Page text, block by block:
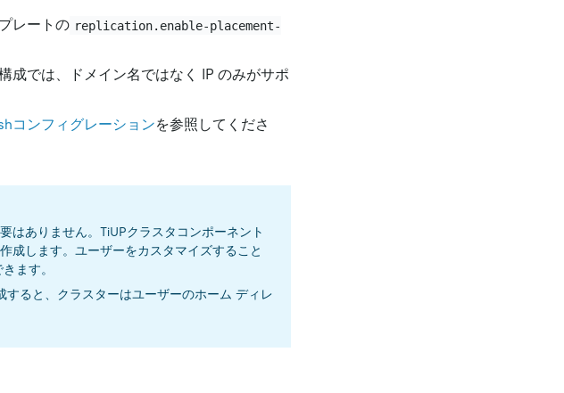
レートの replication.enable-placement-
成では、ドメイン名ではなく IP のみがサポ
コンフィグレーションを参照してくださ
はありません。TiUPクラスタコンポーネント
成します。ユーザーをカスタマイズすること
ます。
ると、クラスターはユーザーのホーム ディレ